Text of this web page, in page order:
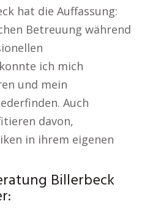
hat die Auffassung:
Betreuung während
ich mich
und mein
Auch
davon,
in ihrem eigenen
Billerbeck